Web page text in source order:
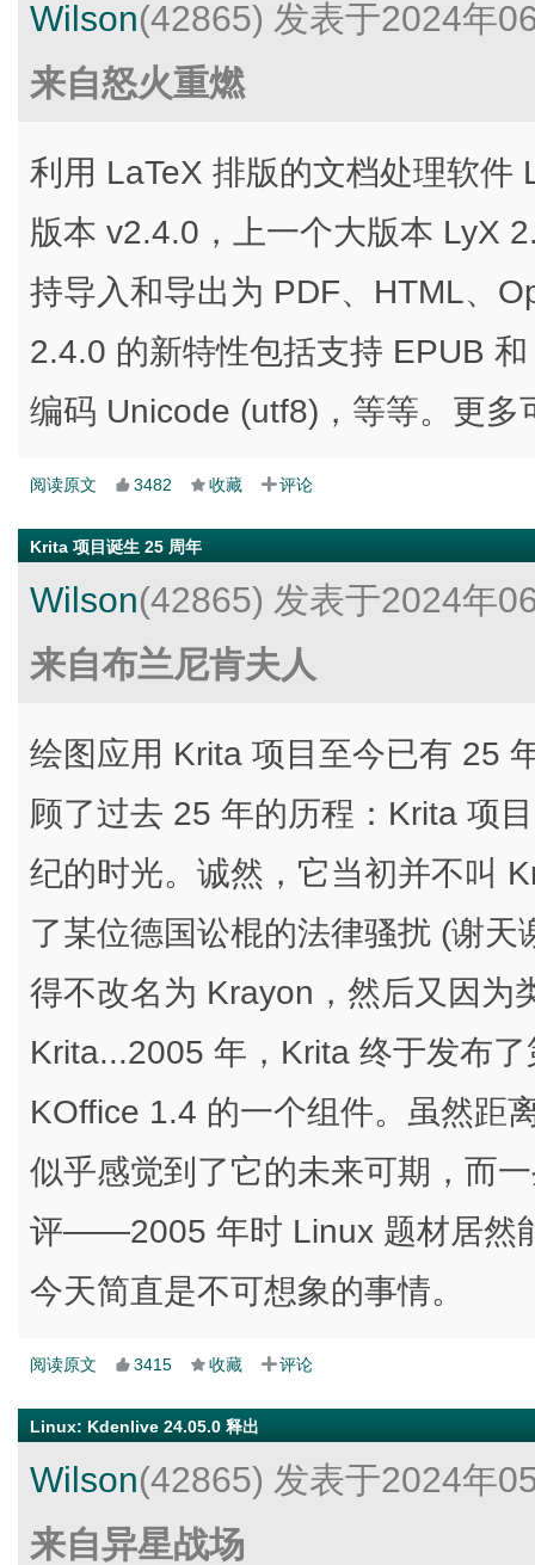
Wilson(42865) 发表于2024年
来自怒火重燃
利用 LaTeX 排版的文档处理软件
版本 v2.4.0，上一个大版本 LyX
持导入和导出为 PDF、HTML、
2.4.0 的新特性包括支持 EPUB
编码 Unicode (utf8)，等等。更多
阅读原文 3482 收藏 评论
Krita 项目诞生 25 周年
Wilson(42865) 发表于2024年
来自布兰尼肯夫人
绘图应用 Krita 项目至今已有 25
顾了过去 25 年的历程：Krita 项
纪的时光。诚然，它当初并不叫
了某位德国讼棍的法律骚扰 (谢
得不改名为 Krayon，然后又因为
Krita...2005 年，Krita 终于发布
KOffice 1.4 的一个组件。虽然距
似乎感觉到了它的未来可期，而
评——2005 年时 Linux 题材居然
今天简直是不可想象的事情。
阅读原文 3415 收藏 评论
Linux: Kdenlive 24.05.0 释出
Wilson(42865) 发表于2024年
来自异星战场